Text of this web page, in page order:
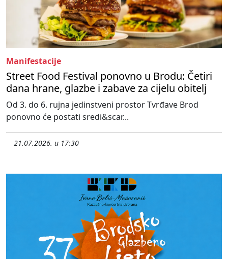
Manifestacije
Street Food Festival ponovno u Brodu: Četiri
dana hrane, glazbe i zabave za cijelu obitelj
Od 3. do 6. rujna jedinstveni prostor Tvrđave Brod
ponovno će postati sredi&scar...
21.07.2026. u 17:30